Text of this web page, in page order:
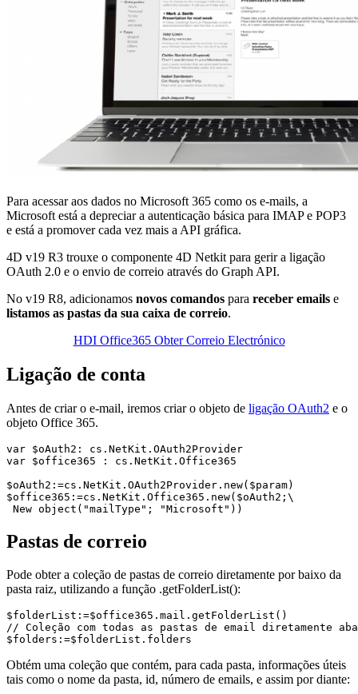
Para acessar aos dados no Microsoft 365 como os e-mails, a
Microsoft está a depreciar a autenticação básica para IMAP e POP3
e está a promover cada vez mais a API gráfica.
4D v19 R3 trouxe o componente 4D Netkit para gerir a ligação
OAuth 2.0 e o envio de correio através do Graph API.
No v19 R8, adicionamos novos comandos para receber emails e
listamos as pastas da sua caixa de correio.
HDI Office365 Obter Correio Electrónico
Ligação de conta
Antes de criar o e-mail, iremos criar o objeto de ligação OAuth2 e o
objeto Office 365.
var $oAuth2: cs.NetKit.OAuth2Provider
var $office365 : cs.NetKit.Office365
$oAuth2:=cs.NetKit.OAuth2Provider.new($param)
$office365:=cs.NetKit.Office365.new($oAuth2;\
New object("mailType"; "Microsoft"))
Pastas de correio
Pode obter a coleção de pastas de correio diretamente por baixo da
pasta raiz, utilizando a função .getFolderList():
$folderList:=$office365.mail.getFolderList()
// Coleção com todas as pastas de email diretamente
$folders:=$folderList.folders
Obtém uma coleção que contém, para cada pasta, informações úteis
tais como o nome da pasta, id, número de emails, e assim por diante: